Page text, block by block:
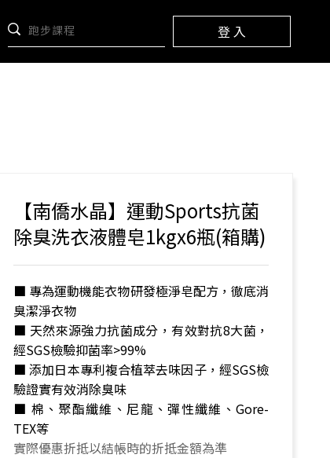
登 入
【南僑水晶】運動Sports抗菌
除臭洗衣液體皂1kgx6瓶(箱購)
■ 專為運動機能衣物研發極淨皂配方，徹底消
臭潔淨衣物
■ 天然來源強力抗菌成分，有效對抗8大菌，
經SGS檢驗抑菌率>99%
■ 添加日本專利複合植萃去味因子，經SGS檢
驗證實有效消除臭味
■ 棉、聚酯纖維、尼龍、彈性纖維、Gore-
TEX等
實際優惠折抵以結帳時的折抵金額為準